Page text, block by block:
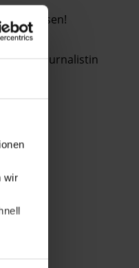
wir
freilassen!
für Journalistin